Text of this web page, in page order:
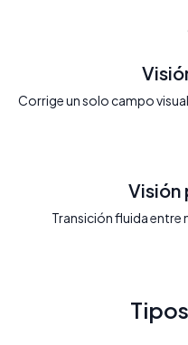
Corrige un solo campo
Visión
Transición fluida entre